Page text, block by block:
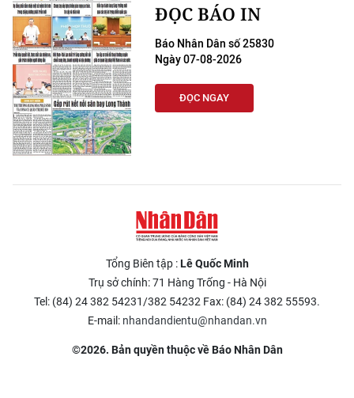
ĐỌC BÁO IN
Báo Nhân Dân số 25830
Ngày 07-08-2026
ĐỌC NGAY
Tổng Biên tập :Lê Quốc Minh
Trụ sở chính: 71 Hàng Trống - Hà Nội
Tel: (84) 24 382 54231/382 54232 Fax: (84) 24 382 55593.
E-mail: nhandandientu@nhandan.vn
©2026. Bản quyền thuộc về Báo Nhân Dân